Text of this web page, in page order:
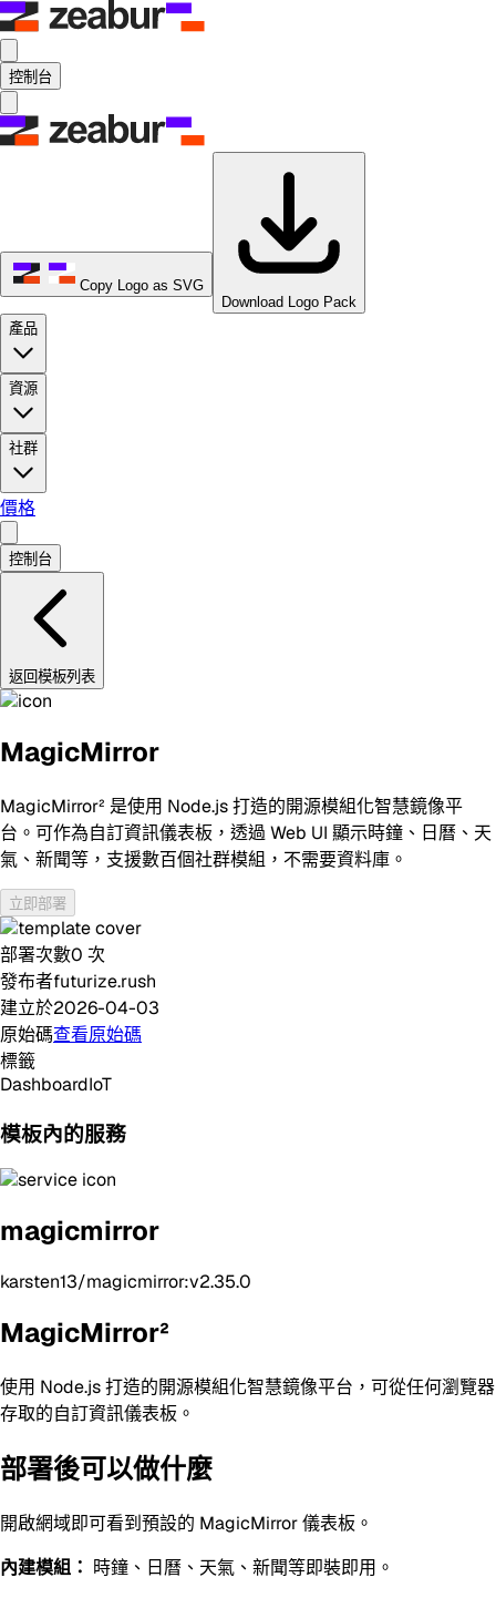
控制台
Copy Logo as SVG
Download Logo Pack
產品
資源
社群
價格
控制台
返回模板列表
MagicMirror
MagicMirror² 是使用 Node.js 打造的開源模組化智慧鏡像平
台。可作為自訂資訊儀表板，透過 Web UI 顯示時鐘、日曆、天
氣、新聞等，支援數百個社群模組，不需要資料庫。
立即部署
部署次數0 次
發布者futurize.rush
建立於2026-04-03
原始碼查看原始碼
標籤
DashboardIoT
模板內的服務
magicmirror
karsten13/magicmirror:v2.35.0
MagicMirror²
使用 Node.js 打造的開源模組化智慧鏡像平台，可從任何瀏覽器
存取的自訂資訊儀表板。
部署後可以做什麼
開啟網域即可看到預設的 MagicMirror 儀表板。
內建模組： 時鐘、日曆、天氣、新聞等即裝即用。